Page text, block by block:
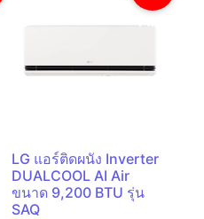
LG แอร์ติดผนัง Inverter
DUALCOOL AI Air
ขนาด 9,200 BTU รุ่น
SAQ